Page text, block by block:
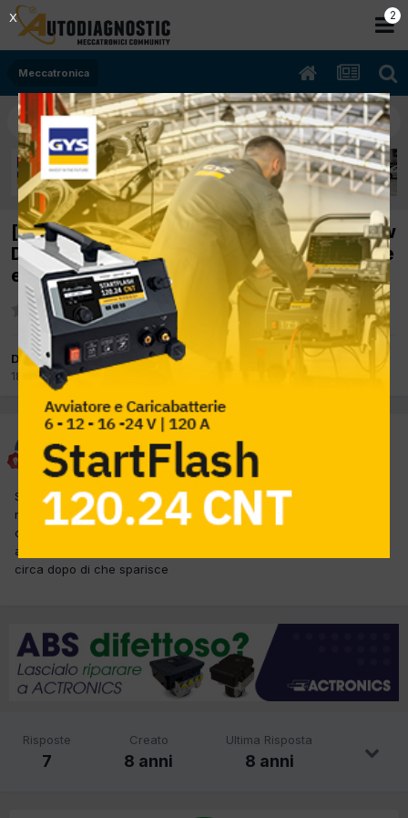
Meccatronica
[Opel Astra H 03/2008 1686cc Z17DTH 74Kw
Diesel] Rumore di rotazione in accellerazione
e al minimo per una decina di secondi
Da waltervoli
18 Settembre 2017
Inviato18 Settembre 2017
Su questa vettura ho sostituito la turbina provando l'auto
muovendomi anche in prima marcia si sente un rumore come se
ci fosse una pompa elettrica che gira e lo stesso rumore si sente
ache se mi fermo lasciando il motore al minimo per un 15 secondi
circa dopo di che sparisce
Risposte
7
Creato
8 anni
Ultima Risposta
8 anni
2
X